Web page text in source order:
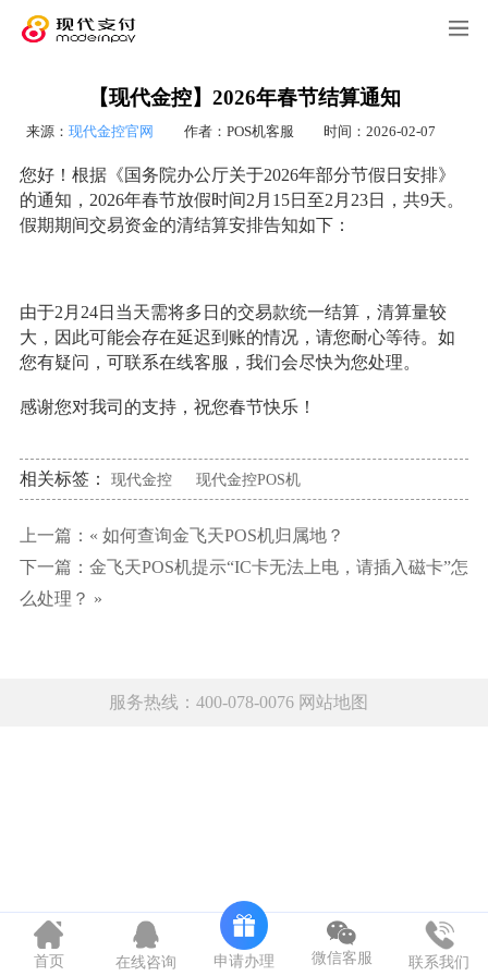
【现代金控】2026年春节结算通知
来源： 现代金控官网 作者：POS机客服 时间：2026-02-07
您好！根据《国务院办公厅关于2026年部分节假日安排》
的通知，2026年春节放假时间2月15日至2月23日，共9天。
假期期间交易资金的清结算安排告知如下：
由于2月24日当天需将多日的交易款统一结算，清算量较
大，因此可能会存在延迟到账的情况，请您耐心等待。如
您有疑问，可联系在线客服，我们会尽快为您处理。
感谢您对我司的支持，祝您春节快乐！
相关标签： 现代金控 现代金控POS机
上一篇：« 如何查询金飞天POS机归属地？
下一篇： 金飞天POS机提示“IC卡无法上电，请插入磁卡”怎
么处理？ »
服务热线：400-078-0076 网站地图
首页 在线咨询 申请办理 微信客服 联系我们